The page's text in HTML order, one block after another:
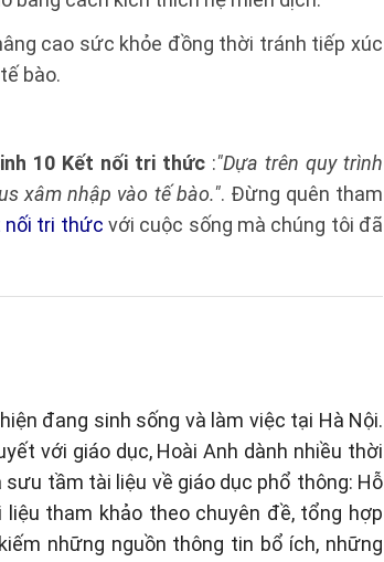
cao sức khỏe đồng thời tránh tiếp xúc
bào.
10 Kết nối tri thức :"Dựa trên quy trình
xâm nhập vào tế bào.". Đừng quên tham
nối tri thức với cuộc sống mà chúng tôi đã
đang sinh sống và làm việc tại Hà Nội.
với giáo dục, Hoài Anh dành nhiều thời
tầm tài liệu về giáo dục phổ thông: Hỗ
tham khảo theo chuyên đề, tổng hợp
những nguồn thông tin bổ ích, những